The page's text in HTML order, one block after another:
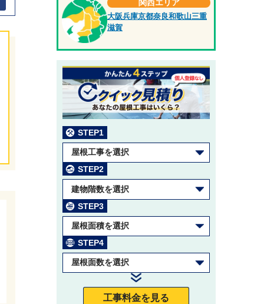
関西エリア
大阪兵庫京都奈良和歌山三重
滋賀
STEP1
屋根工事を選択
STEP2
建物階数を選択
STEP3
屋根面積を選択
STEP4
屋根面数を選択
工事料金を見る